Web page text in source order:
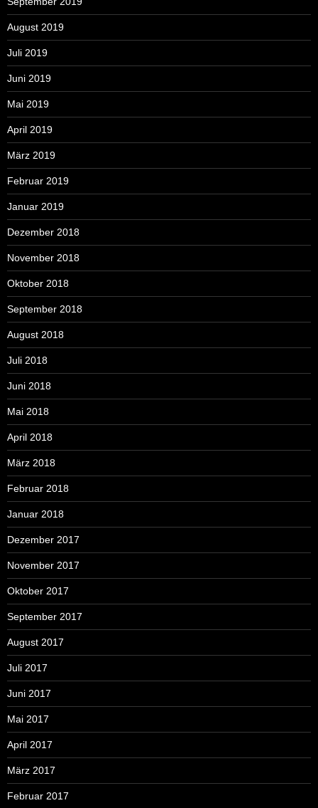
August 2019
Juli 2019
Juni 2019
Mai 2019
April 2019
März 2019
Februar 2019
Januar 2019
Dezember 2018
November 2018
Oktober 2018
September 2018
August 2018
Juli 2018
Juni 2018
Mai 2018
April 2018
März 2018
Februar 2018
Januar 2018
Dezember 2017
November 2017
Oktober 2017
September 2017
August 2017
Juli 2017
Juni 2017
Mai 2017
April 2017
März 2017
Februar 2017